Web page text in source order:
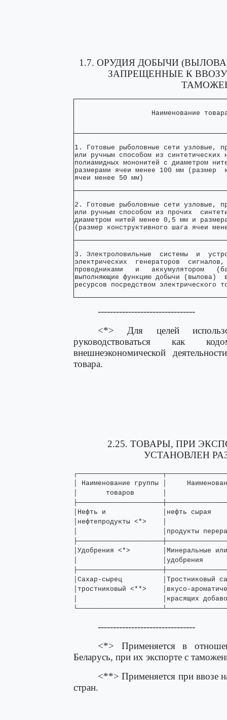
1.7. ОРУДИЯ ДОБЫЧИ
ЗАПРЕЩЕННЫЕ К
1. Готовые рыболовные сети узловые,
или ручным способом из синтетических
полиамидных мононитей с диаметром
размерами ячеи менее 100 мм (размер
ячеи менее
2. Готовые рыболовные сети узловые,
или ручным способом из прочих
диаметром нитей менее 0,5 мм и
(размер конструктивного шага
3. Электроловильные  системы  и
электрических  генераторов
проводниками   и   аккумулятором
выполняющие функцию добычи (вылова)
ресурсов посредством
--------------------------------
<*> Для целей
руководствоваться как
внешнеэкономической
товара.
2.25. ТОВАРЫ, ПРИ
УСТАНОВЛЕН
│ Наименование группы │
│       товаров       │
│Нефть и              │нефть
│нефтепродукты <*>    │
│                     │продукты
│Удобрения <*>        │Минеральные
│
│Сахар-сырец
│тростниковый <**>    │вкусо-
│                     │красящих
--------------------------------
<*> Применяется в
Беларусь, при их экспорте с
<**> Применяется при ввозе
стран.